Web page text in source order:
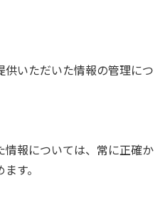
いただいた情報の管理につ
報については、常に正確か
す。